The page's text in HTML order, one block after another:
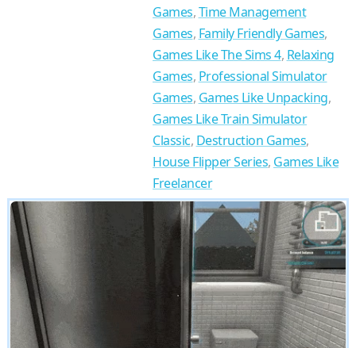
Games,Time Management
Games, Family Friendly Games,
Games Like The Sims 4, Relaxing
Games, Professional Simulator
Games, Games Like Unpacking,
Games Like Train Simulator
Classic, Destruction Games,
House Flipper Series, Games Like
Freelancer